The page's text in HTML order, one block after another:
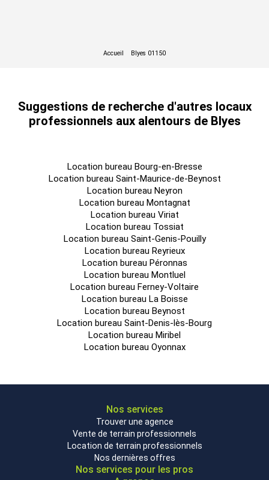
Suggestions de recherche d'autres locaux
professionnels aux alentours de Blyes
Location bureau Bourg-en-Bresse
Location bureau Saint-Maurice-de-Beynost
Location bureau Neyron
Location bureau Montagnat
Location bureau Viriat
Location bureau Tossiat
Location bureau Saint-Genis-Pouilly
Location bureau Reyrieux
Location bureau Péronnas
Location bureau Montluel
Location bureau Ferney-Voltaire
Location bureau La Boisse
Location bureau Beynost
Location bureau Saint-Denis-lès-Bourg
Location bureau Miribel
Location bureau Oyonnax
Nos services
Trouver une agence
Vente de terrain professionnels
Location de terrain professionnels
Nos dernières offres
Nos services pour les pros